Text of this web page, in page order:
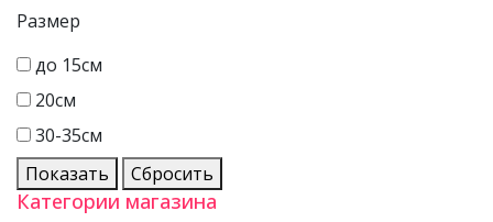
Размер
до 15см
20см
30-35см
Показать
Сбросить
Категории магазина